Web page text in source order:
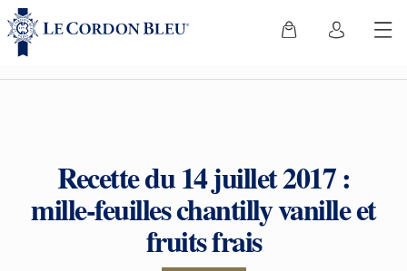
Recette du 14 juillet 2017 :
mille-feuilles chantilly vanille et
fruits frais